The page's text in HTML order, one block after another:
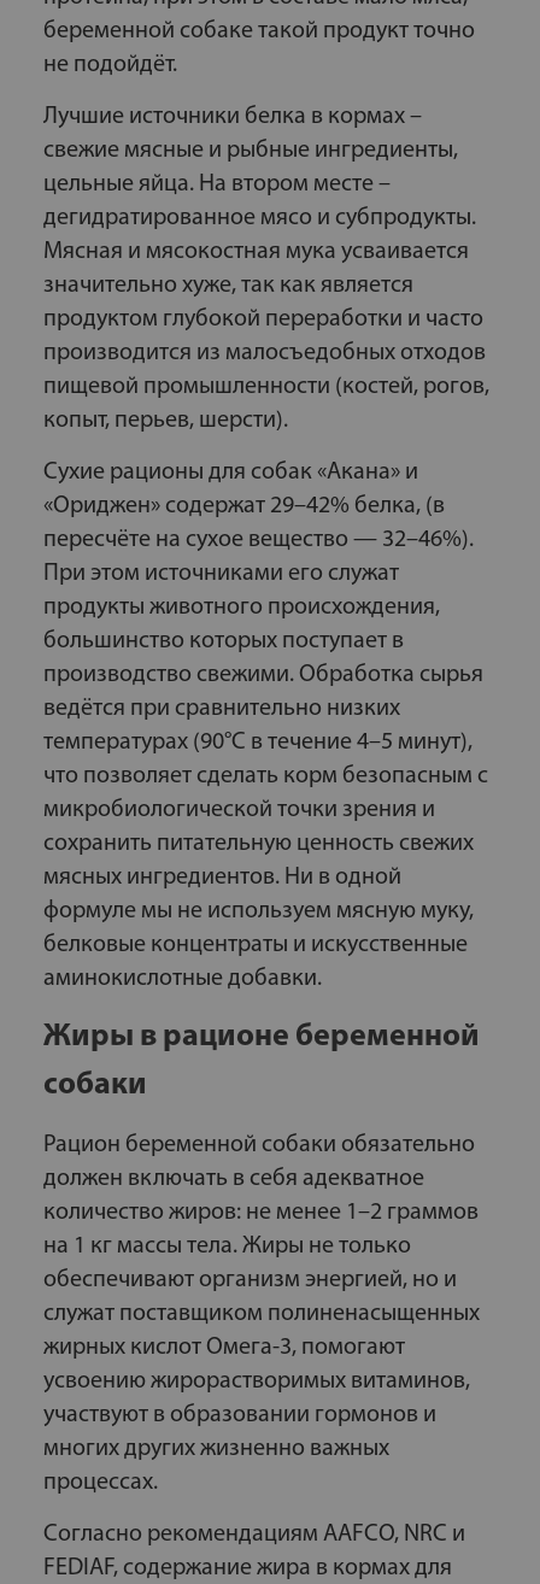
беременной собаке такой продукт точно
не подойдёт.
Лучшие источники белка в кормах –
свежие мясные и рыбные ингредиенты,
цельные яйца. На втором месте –
дегидратированное мясо и субпродукты.
Мясная и мясокостная мука усваивается
значительно хуже, так как является
продуктом глубокой переработки и часто
производится из малосъедобных отходов
пищевой промышленности (костей, рогов,
копыт, перьев, шерсти).
Сухие рационы для собак «Акана» и
«Ориджен» содержат 29–42% белка, (в
пересчёте на сухое вещество — 32–46%).
При этом источниками его служат
продукты животного происхождения,
большинство которых поступает в
производство свежими. Обработка сырья
ведётся при сравнительно низких
температурах (90°С в течение 4–5 минут),
что позволяет сделать корм безопасным с
микробиологической точки зрения и
сохранить питательную ценность свежих
мясных ингредиентов. Ни в одной
формуле мы не используем мясную муку,
белковые концентраты и искусственные
аминокислотные добавки.
Жиры в рационе беременной
собаки
Рацион беременной собаки обязательно
должен включать в себя адекватное
количество жиров: не менее 1–2 граммов
на 1 кг массы тела. Жиры не только
обеспечивают организм энергией, но и
служат поставщиком полиненасыщенных
жирных кислот Омега-3, помогают
усвоению жирорастворимых витаминов,
участвуют в образовании гормонов и
многих других жизненно важных
процессах.
Согласно рекомендациям AAFCO, NRC и
FEDIAF, содержание жира в кормах для